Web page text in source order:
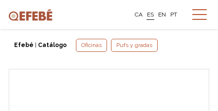
CA ES EN PT
Efebé Catálogo Oficinas Pufs y gradas